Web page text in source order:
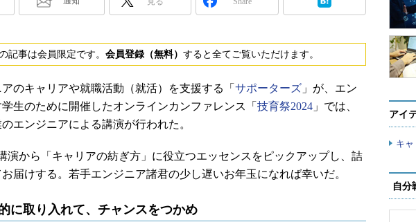
Insider.NET
記事は会員限定です。 会員登録（無料） すると全てご覧いただけます。
のキャリアや就職活動（就活）を支援する「 サポーターズ 」が、エン
生のために開催したオンラインカンファレンス「 技育祭2024 」では、
エンジニアによる講演が行われた。
演から「キャリアの紡ぎ方」に役立つエッセンスをピックアップし、詰
届けする。若手エンジニア諸君の少し遅いお年玉になれば幸いだ。
に取り入れて、チャンスをつかめ
アイ
キ
自分